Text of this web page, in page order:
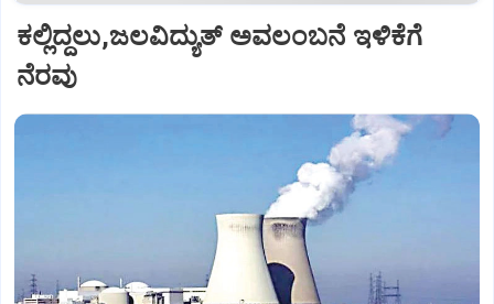
ಕಲ್ಲಿದ್ದಲು,ಜಲವಿದ್ಯುತ್‌ ಅವಲಂಬನೆ ಇಳಿಕೆಗೆ
ನೆರವು